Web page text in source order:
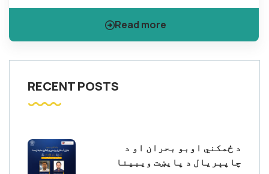
Read more
RECENT POSTS
د ځمکني اوبو بحران او د
چاپېریال د پایښت ویبینا